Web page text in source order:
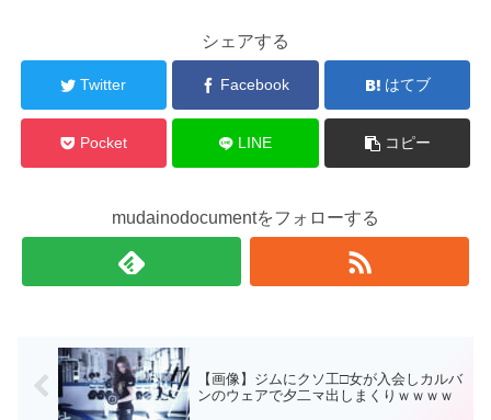
シェアする
Twitter Facebook はてブ
Pocket LINE コピー
mudainodocumentをフォローする
【画像】ジムにクソ工□女が入会しカルバ
ンのウェアで夕二龴出しまくりｗｗｗｗ